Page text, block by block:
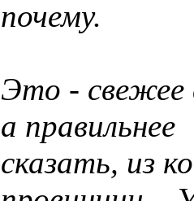
почему.
Это - свежее
а правильнее
сказать, из